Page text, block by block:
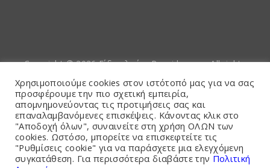
Copyright © 2026Είδη αλιείας Poseidwnn.gr. All rights
reserved. Powered by
PlexusCore
Όροι και Προϋποθέσεις
Χρησιμοποιούμε cookies στον ιστότοπό μας για να σας
προσφέρουμε την πιο σχετική εμπειρία,
απομνημονεύοντας τις προτιμήσεις σας και
επαναλαμβανόμενες επισκέψεις. Κάνοντας κλικ στο
"Αποδοχή όλων", συναινείτε στη χρήση ΟΛΩΝ των
cookies. Ωστόσο, μπορείτε να επισκεφτείτε τις
"Ρυθμίσεις cookie" για να παράσχετε μια ελεγχόμενη
συγκατάθεση. Για περισσότερα διαβάστε την Πολιτική